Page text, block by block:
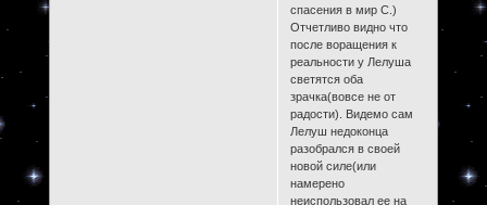
спасения в мир С.)
Отчетливо видно что
после воращения к
реальности у Лелуша
светятся оба
зрачка(вовсе не от
радости). Видемо сам
Лелуш недоконца
разобрался в своей
новой силе(или
намерено
неиспользовал ее на